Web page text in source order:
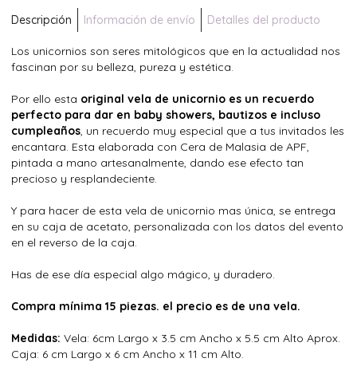
Descripción Información de envío Detalles del producto
Los unicornios son seres mitológicos que en la actualidad nos
fascinan por su belleza, pureza y estética.
Por ello esta original vela de unicornio es un recuerdo
perfecto para dar en baby showers, bautizos e incluso
cumpleaños, un recuerdo muy especial que a tus invitados les
encantara. Esta elaborada con Cera de Malasia de APF,
pintada a mano artesanalmente, dando ese efecto tan
precioso y resplandeciente.
Y para hacer de esta vela de unicornio mas única, se entrega
en su caja de acetato, personalizada con los datos del evento
en el reverso de la caja.
Has de ese día especial algo mágico, y duradero.
Compra mínima 15 piezas. el precio es de una vela.
Medidas: Vela: 6cm Largo x 3.5 cm Ancho x 5.5 cm Alto Aprox.
Caja: 6 cm Largo x 6 cm Ancho x 11 cm Alto.